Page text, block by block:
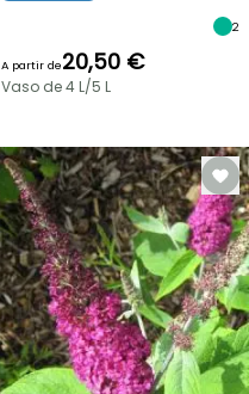
2
A partir de20,50 €
Vaso de 4 L/5 L